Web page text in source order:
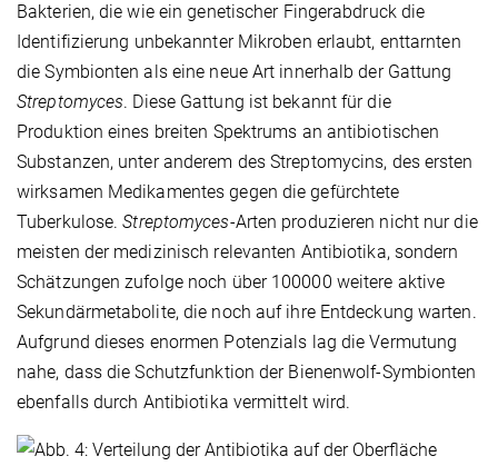
Bakterien, die wie ein genetischer Fingerabdruck die
Identifizierung unbekannter Mikroben erlaubt, enttarnten
die Symbionten als eine neue Art innerhalb der Gattung
Streptomyces. Diese Gattung ist bekannt für die
Produktion eines breiten Spektrums an antibiotischen
Substanzen, unter anderem des Streptomycins, des ersten
wirksamen Medikamentes gegen die gefürchtete
Tuberkulose.Streptomyces-Arten produzieren nicht nur die
meisten der medizinisch relevanten Antibiotika, sondern
Schätzungen zufolge noch über 100000 weitere aktive
Sekundärmetabolite, die noch auf ihre Entdeckung warten.
Aufgrund dieses enormen Potenzials lag die Vermutung
nahe, dass die Schutzfunktion der Bienenwolf-Symbionten
ebenfalls durch Antibiotika vermittelt wird.